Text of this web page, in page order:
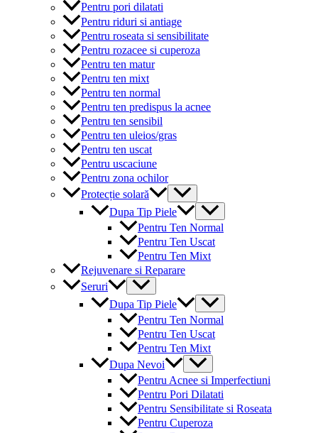
Pentru pori dilatati
Pentru riduri si antiage
Pentru roseata si sensibilitate
Pentru rozacee si cuperoza
Pentru ten matur
Pentru ten mixt
Pentru ten normal
Pentru ten predispus la acnee
Pentru ten sensibil
Pentru ten uleios/gras
Pentru ten uscat
Pentru uscaciune
Pentru zona ochilor
Protecție solară
Menu
Toggle
Dupa Tip Piele
Menu
Toggle
Pentru Ten Normal
Pentru Ten Uscat
Pentru Ten Mixt
Rejuvenare si Reparare
Seruri
Menu
Toggle
Dupa Tip Piele
Menu
Toggle
Pentru Ten Normal
Pentru Ten Uscat
Pentru Ten Mixt
Dupa Nevoi
Menu
Toggle
Pentru Acnee si Imperfectiuni
Pentru Pori Dilatati
Pentru Sensibilitate si Roseata
Pentru Cuperoza